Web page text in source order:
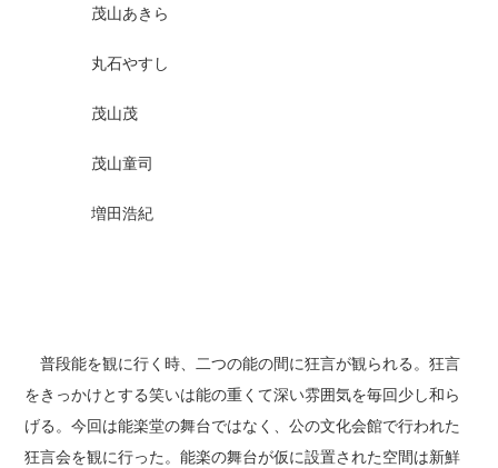
茂山あきら
丸石やすし
茂山茂
茂山童司
増田浩紀
普段能を観に行く時、二つの能の間に狂言が観られる。狂言
をきっかけとする笑いは能の重くて深い雰囲気を毎回少し和ら
げる。今回は能楽堂の舞台ではなく、公の文化会館で行われた
狂言会を観に行った。能楽の舞台が仮に設置された空間は新鮮